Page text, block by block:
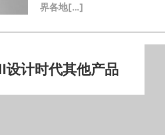
界各地[…]
设计时代其他产品